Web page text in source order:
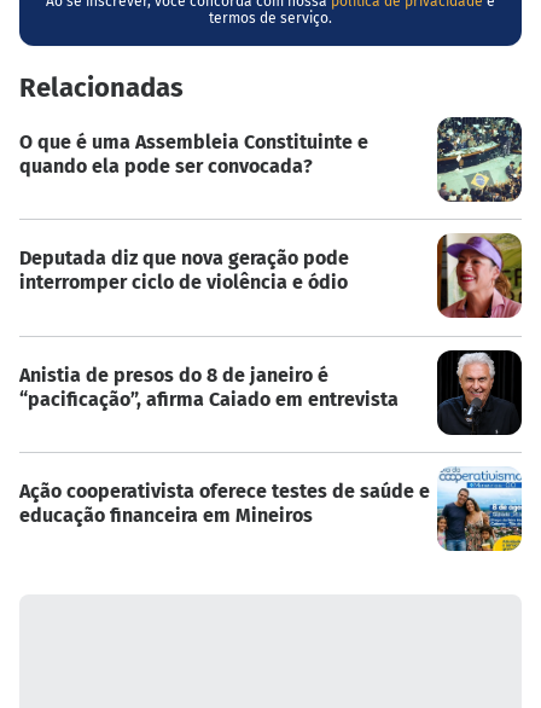
termos de serviço.
Relacionadas
O que é uma Assembleia Constituinte e
quando ela pode ser convocada?
Deputada diz que nova geração pode
interromper ciclo de violência e ódio
Anistia de presos do 8 de janeiro é
“pacificação”, afirma Caiado em entrevista
Ação cooperativista oferece testes de saúde e
educação financeira em Mineiros